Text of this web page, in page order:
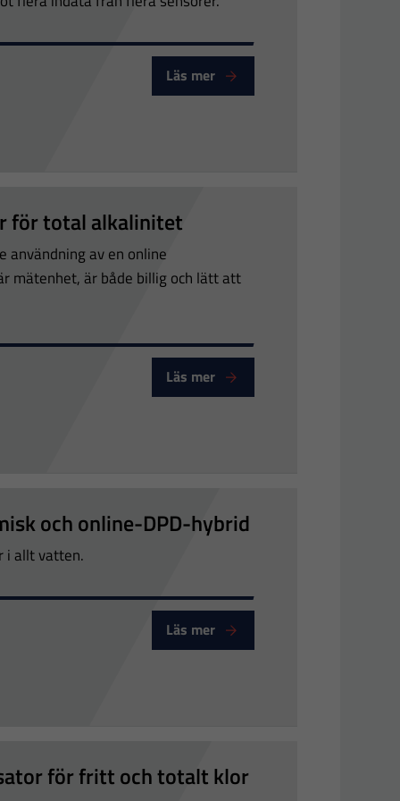
Läs mer
för total alkalinitet
användning av en online
mätenhet, är både billig och lätt att
- AlkaSense
Läs mer
och online-DPD-hybrid
i allt vatten.
Läs mer
för fritt och totalt klor